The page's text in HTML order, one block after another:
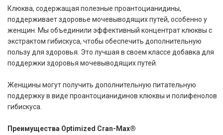
Клюква, содержащая полезные проантоцианидины,
поддерживает здоровье мочевыводящих путей, особенно у
женщин. Мы объединили эффективный концентрат клюквы с
экстрактом гибискуса, чтобы обеспечить дополнительную
пользу для здоровья. Это лучшая в своем классе добавка для
поддержки здоровья мочевыводящих путей.
Женщины могут получить дополнительную питательную
поддержку в виде проантоцианидинов клюквы и полифенолов
гибискуса.
Преимущества Optimized Cran-Max®